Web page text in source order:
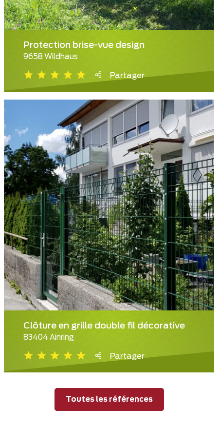
Protection brise-vue design
9658 Wildhaus
Partager
Clôture en grille double fil décorative
83404 Ainring
Partager
Toutes les références